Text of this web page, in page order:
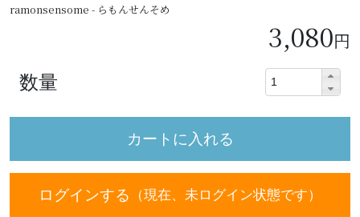
ramonsensome - らもんせんそめ
3,080円
数量
ログインする （現在、未ログイン状態です）